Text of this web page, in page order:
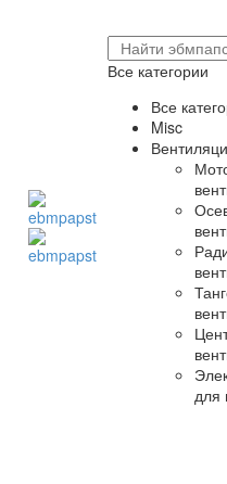
Все категории
Все
Misc
для